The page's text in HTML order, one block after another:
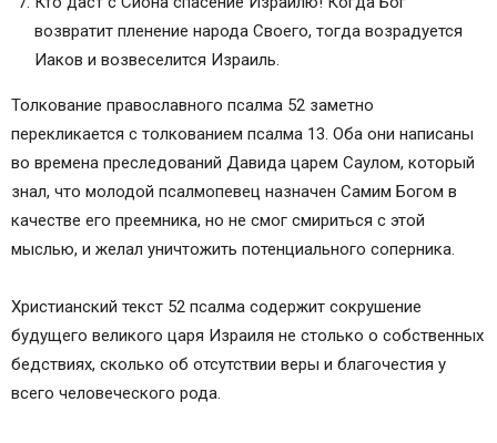
возвратит пленение народа Своего, тогда возрадуется
Иаков и возвеселится Израиль.
Толкование православного псалма 52 заметно
перекликается с толкованием псалма 13. Оба они написаны
во времена преследований Давида царем Саулом, который
знал, что молодой псалмопевец назначен Самим Богом в
качестве его преемника, но не смог смириться с этой
мыслью, и желал уничтожить потенциального соперника.
Христианский текст 52 псалма содержит сокрушение
будущего великого царя Израиля не столько о собственных
бедствиях, сколько об отсутствии веры и благочестия у
всего человеческого рода.